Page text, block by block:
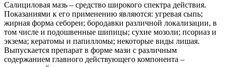
Салициловая мазь – средство широкого спектра действия.
Показаниями к его применению являются: угревая сыпь;
жирная форма себореи; бородавки различной локализации, в
том числе и подошвенные шипицы; сухие мозоли; псориаз и
экзема; кератомы и папилломы; некоторые виды лишая.
Выпускается препарат в форме мази с различным
содержанием главного действующего компонента –